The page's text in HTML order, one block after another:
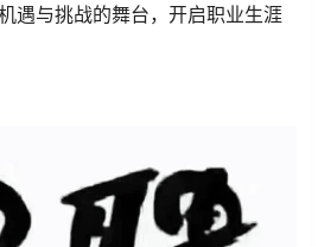
遇与挑战的舞台，开启职业生涯